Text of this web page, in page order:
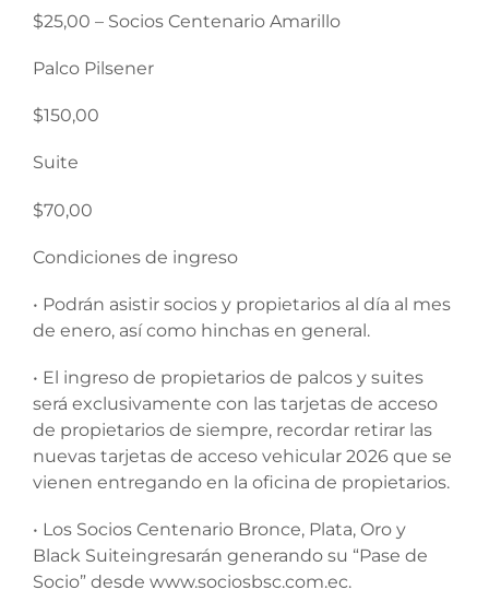
$25,00 – Socios Centenario Amarillo
Palco Pilsener
$150,00
Suite
$70,00
Condiciones de ingreso
• Podrán asistir socios y propietarios al día al mes
de enero, así como hinchas en general.
• El ingreso de propietarios de palcos y suites
será exclusivamente con las tarjetas de acceso
de propietarios de siempre, recordar retirar las
nuevas tarjetas de acceso vehicular 2026 que se
vienen entregando en la oficina de propietarios.
• Los Socios Centenario Bronce, Plata, Oro y
Black Suiteingresarán generando su “Pase de
Socio” desde www.sociosbsc.com.ec.